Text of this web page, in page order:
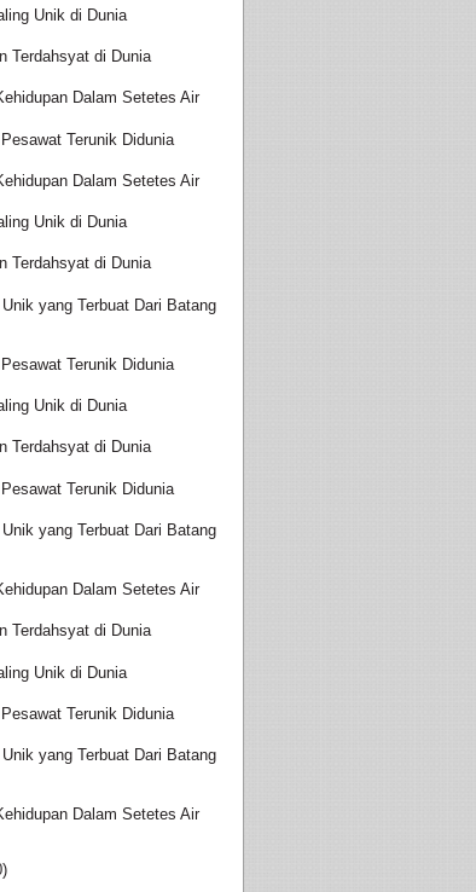
Unik di Dunia
Terdahsyat di Dunia
Dalam Setetes Air
Terunik Didunia
Dalam Setetes Air
Unik di Dunia
Terdahsyat di Dunia
yang Terbuat Dari Batang
Terunik Didunia
Unik di Dunia
Terdahsyat di Dunia
Terunik Didunia
yang Terbuat Dari Batang
Dalam Setetes Air
Terdahsyat di Dunia
Unik di Dunia
Terunik Didunia
yang Terbuat Dari Batang
Dalam Setetes Air